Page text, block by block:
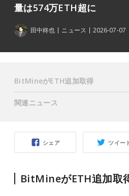
量は574万ETH超に
田中柊也 ニュース 2026-07-07
シェア ツイー
BitMineがETH追加取
BitMineがETH追加取得
関連ニュース